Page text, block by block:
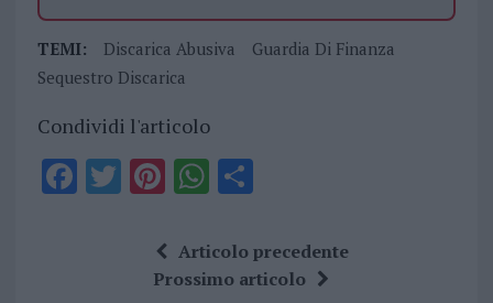
TEMI: Discarica Abusiva
Guardia Di Finanza
Sequestro Discarica
Condividi l'articolo
F T Pi
te
re
W
at
s
S
a
re
Articolo precedente
Prossimo articolo